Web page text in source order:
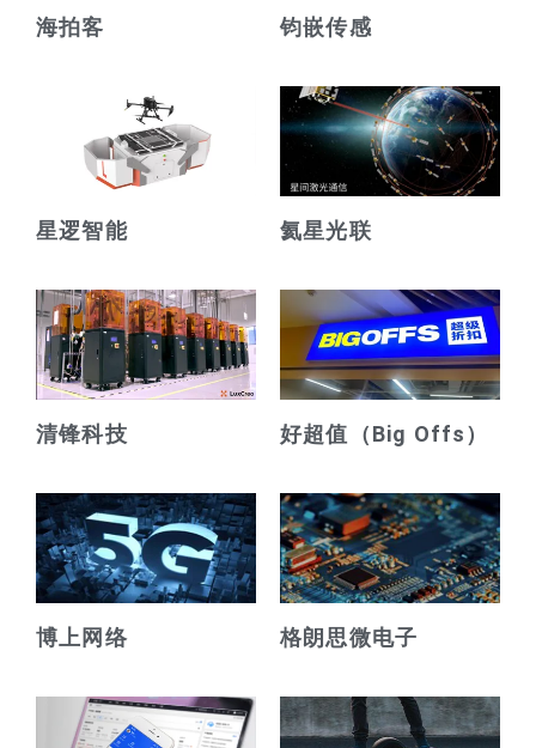
海拍客 钧嵌传感
星逻智能 氦星光联
清锋科技 好超值（Big Offs）
博上网络 格朗思微电子